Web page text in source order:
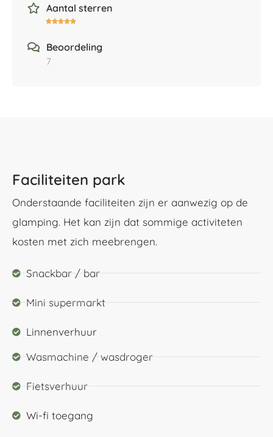
Aantal sterren

Beoordeling
7
Faciliteiten park
Onderstaande faciliteiten zijn er aanwezig op de
glamping. Het kan zijn dat sommige activiteten
kosten met zich meebrengen.
Snackbar / bar
Mini supermarkt
Linnenverhuur
Wasmachine / wasdroger
Fietsverhuur
Wi-fi toegang